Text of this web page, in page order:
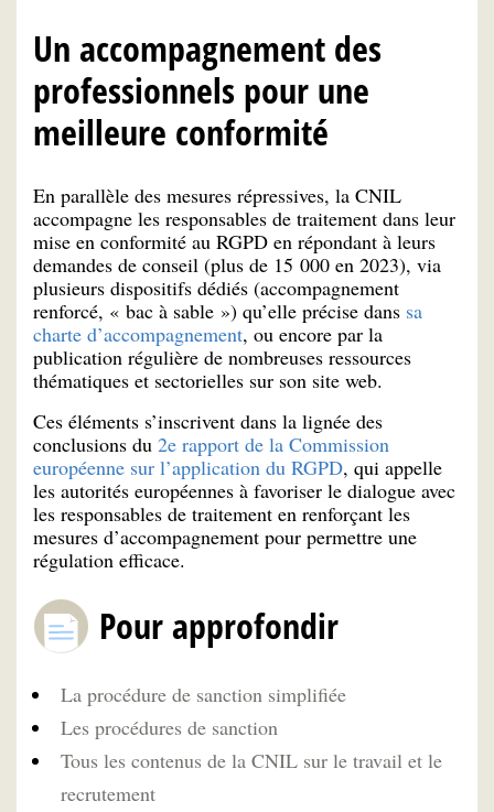
Un accompagnement des
professionnels pour une
meilleure conformité
En parallèle des mesures répressives, la CNIL
accompagne les responsables de traitement dans leur
mise en conformité au RGPD en répondant à leurs
demandes de conseil (plus de 15 000 en 2023), via
plusieurs dispositifs dédiés (accompagnement
renforcé, « bac à sable ») qu’elle précise dans sa
charte d’accompagnement, ou encore par la
publication régulière de nombreuses ressources
thématiques et sectorielles sur son site web.
Ces éléments s’inscrivent dans la lignée des
conclusions du 2e rapport de la Commission
européenne sur l’application du RGPD, qui appelle
les autorités européennes à favoriser le dialogue avec
les responsables de traitement en renforçant les
mesures d’accompagnement pour permettre une
régulation efficace.
Pour approfondir
La procédure de sanction simplifiée
Les procédures de sanction
Tous les contenus de la CNIL sur le travail et le
recrutement